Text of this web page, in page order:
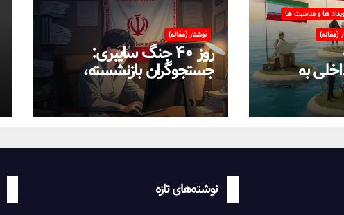
ها و مناسبت ها
(مقاله)
به
سامانه‌های
نوشتار (مقاله)
روز ۴۰ جنگ سایبری:
جستجوگران بازنشسته،
ضعیف و ستاره‌های موقتی
ایران در بحران اینترنت!
نوشته‌های تازه